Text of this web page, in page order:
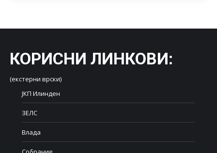
КОРИСНИ ЛИНКОВИ:
(екстерни врски)
ЈКП Илинден
ЗЕЛС
Влада